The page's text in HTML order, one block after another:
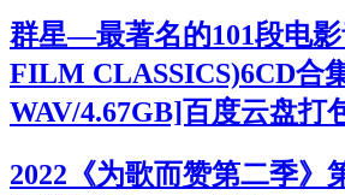
群星—最著名的101段电影
FILM CLASSICS)6CD合
WAV/4.67GB]百度云盘打
2022《为歌而赞第二季》